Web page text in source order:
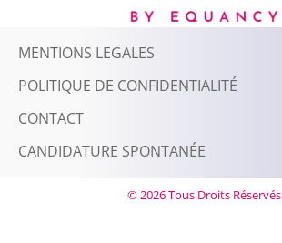
MENTIONS LEGALES
POLITIQUE DE CONFIDENTIALITÉ
CONTACT
CANDIDATURE SPONTANÉE
© 2026 Tous Droits Réservés